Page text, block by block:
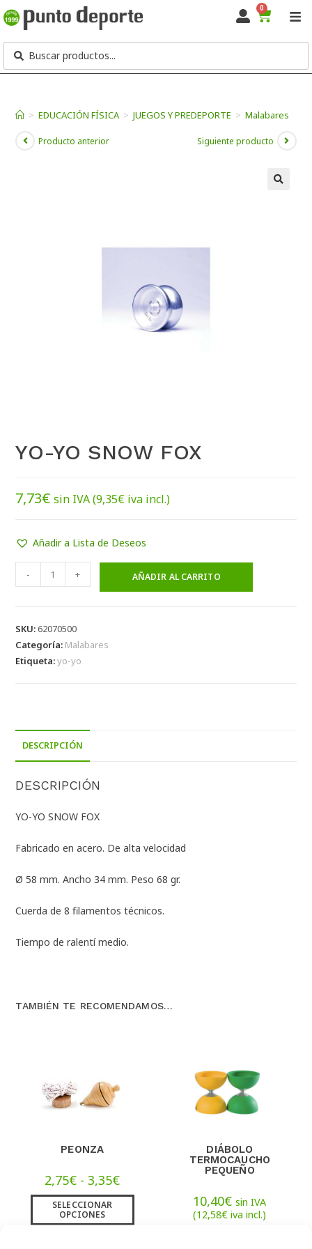
0
> EDUCACIÓN FÍSICA > JUEGOS Y PREDEPORTE > Malabares
Producto anterior Siguiente producto
YO-YO SNOW FOX
7,73€ sin IVA (9,35€ iva incl.)
Añadir a Lista de Deseos
- + AÑADIR AL CARRITO
SKU:62070500
Categoría: Malabares
Etiqueta:yo-yo
DESCRIPCIÓN
DESCRIPCIÓN
YO-YO SNOW FOX
Fabricado en acero. De alta velocidad
Ø 58 mm. Ancho 34 mm. Peso 68 gr.
Cuerda de 8 filamentos técnicos.
Tiempo de ralentí medio.
TAMBIÉN TE RECOMENDAMOS…
PEONZA
2,75€ - 3,35€
SELECCIONAR
OPCIONES
DIÁBOLO
TERMOCAUCHO
PEQUEÑO
10,40€ sin IVA
(12,58€ iva incl.)